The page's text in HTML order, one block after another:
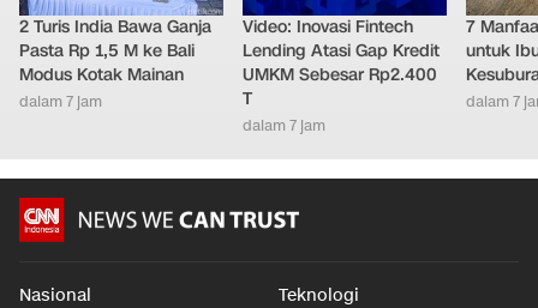
2 Turis India Bawa Ganja
Pasta Rp 1,5 M ke Bali
Modus Kotak Mainan
dalam 7 jam
Video: Inovasi Fintech
Lending Atasi Gap Kredit
UMKM Sebesar Rp2.400
T
dalam 7 jam
7
untuk
dalam 7
Nasional Teknologi